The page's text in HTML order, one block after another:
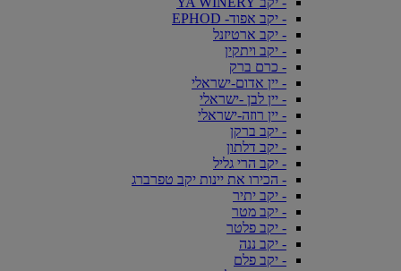
- יקב אפוד- EPHOD
- יקב ארטיזנל
- יקב ויתקין
- כרם ברק
- יין אדום-ישראלי
- יין לבן -ישראלי
- יין רוזה-ישראלי
- יקב ברקן
- יקב דלתון
- יקב הרי גליל
- הכירו את יינות יקב טפרברג
- יקב יתיר
- יקב מטר
- יקב פלטר
- יקב ננה
- יקב פלם